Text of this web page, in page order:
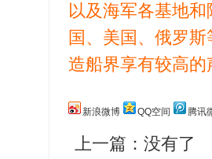
以及海军各基地
国、美国、俄罗
造船界享有较高
新浪微博 QQ空间 腾讯
上一篇：没有了